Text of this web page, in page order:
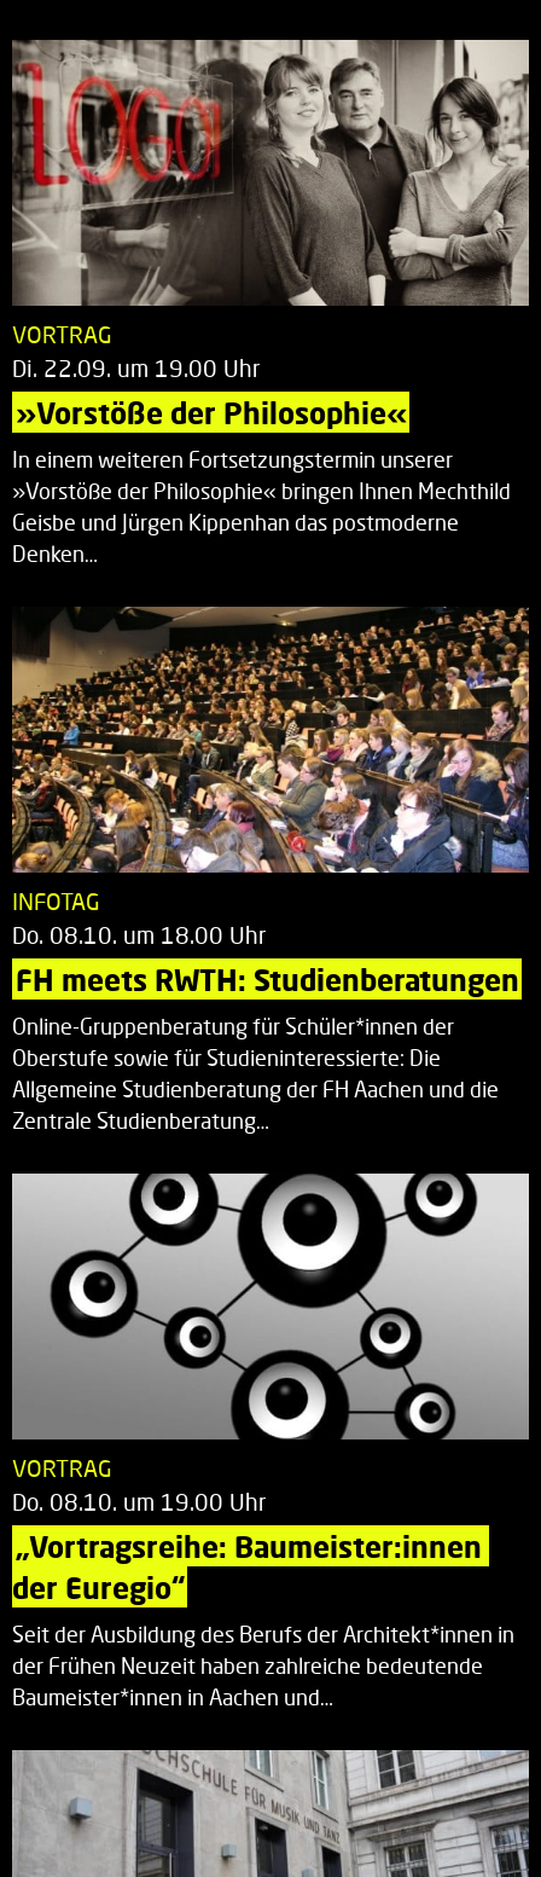
VORTRAG
Di. 22.09. um 19.00 Uhr
»Vorstöße der Philosophie«
In einem weiteren Fortsetzungstermin unserer
»Vorstöße der Philosophie« bringen Ihnen Mechthild
Geisbe und Jürgen Kippenhan das postmoderne
Denken…
INFOTAG
Do. 08.10. um 18.00 Uhr
FH meets RWTH: Studienberatungen
Online-Gruppenberatung für Schüler*innen der
Oberstufe sowie für Studieninteressierte: Die
Allgemeine Studienberatung der FH Aachen und die
Zentrale Studienberatung…
VORTRAG
Do. 08.10. um 19.00 Uhr
„Vortragsreihe: Baumeister:innen
der Euregio“
Seit der Ausbildung des Berufs der Architekt*innen in
der Frühen Neuzeit haben zahlreiche bedeutende
Baumeister*innen in Aachen und…